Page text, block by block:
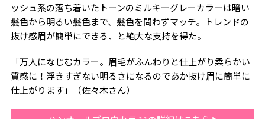
ッシュ系の落ち着いたトーンのミルキーグレーカラーは暗い
髪色から明るい髪色まで、髪色を問わずマッチ。トレンドの
抜け感眉が簡単にできる、と絶大な支持を得た。
「万人になじむカラー。眉毛がふんわりと仕上がり柔らかい
質感に！浮きすぎない明るさになるのであか抜け眉に簡単に
仕上がります」（佐々木さん）